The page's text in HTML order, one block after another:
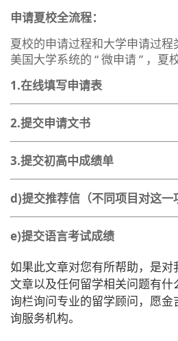
申请夏校全流程：
夏校的申请过程和大学申请过
美国大学系统的 “ 微申请 ” ，夏
1.在线填写申请表
2.提交申请文书
3.提交初高中成绩单
d)提交推荐信 （不同项目对这一
e)提交语言考试成绩
如果此文章对您有所帮助，是
文章以及任何留学相关问题有
询栏询问专业的留学顾问，愿
询服务机构。